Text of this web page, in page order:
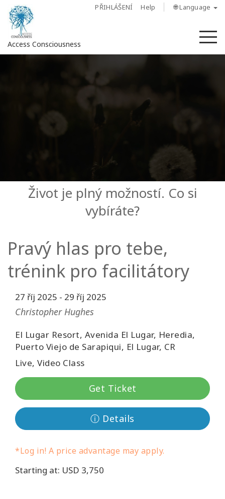
PŘIHLÁŠENÍ Help 🌐 Language
Access Consciousness
Access
Bars
Kurzy
Facilitators
Shop
Novinky
CONTACT
SEARCH
Život je plný možností. Co si
vybíráte?
Pravý hlas pro tebe,
trénink pro facilitátory
27 říj 2025 - 29 říj 2025
Christopher Hughes
El Lugar Resort, Avenida El Lugar, Heredia,
Puerto Viejo de Sarapiqui, El Lugar, CR
Live, Video Class
Get Ticket
ⓘ Details
*Log in! A price advantage may apply.
Starting at: USD 3,750